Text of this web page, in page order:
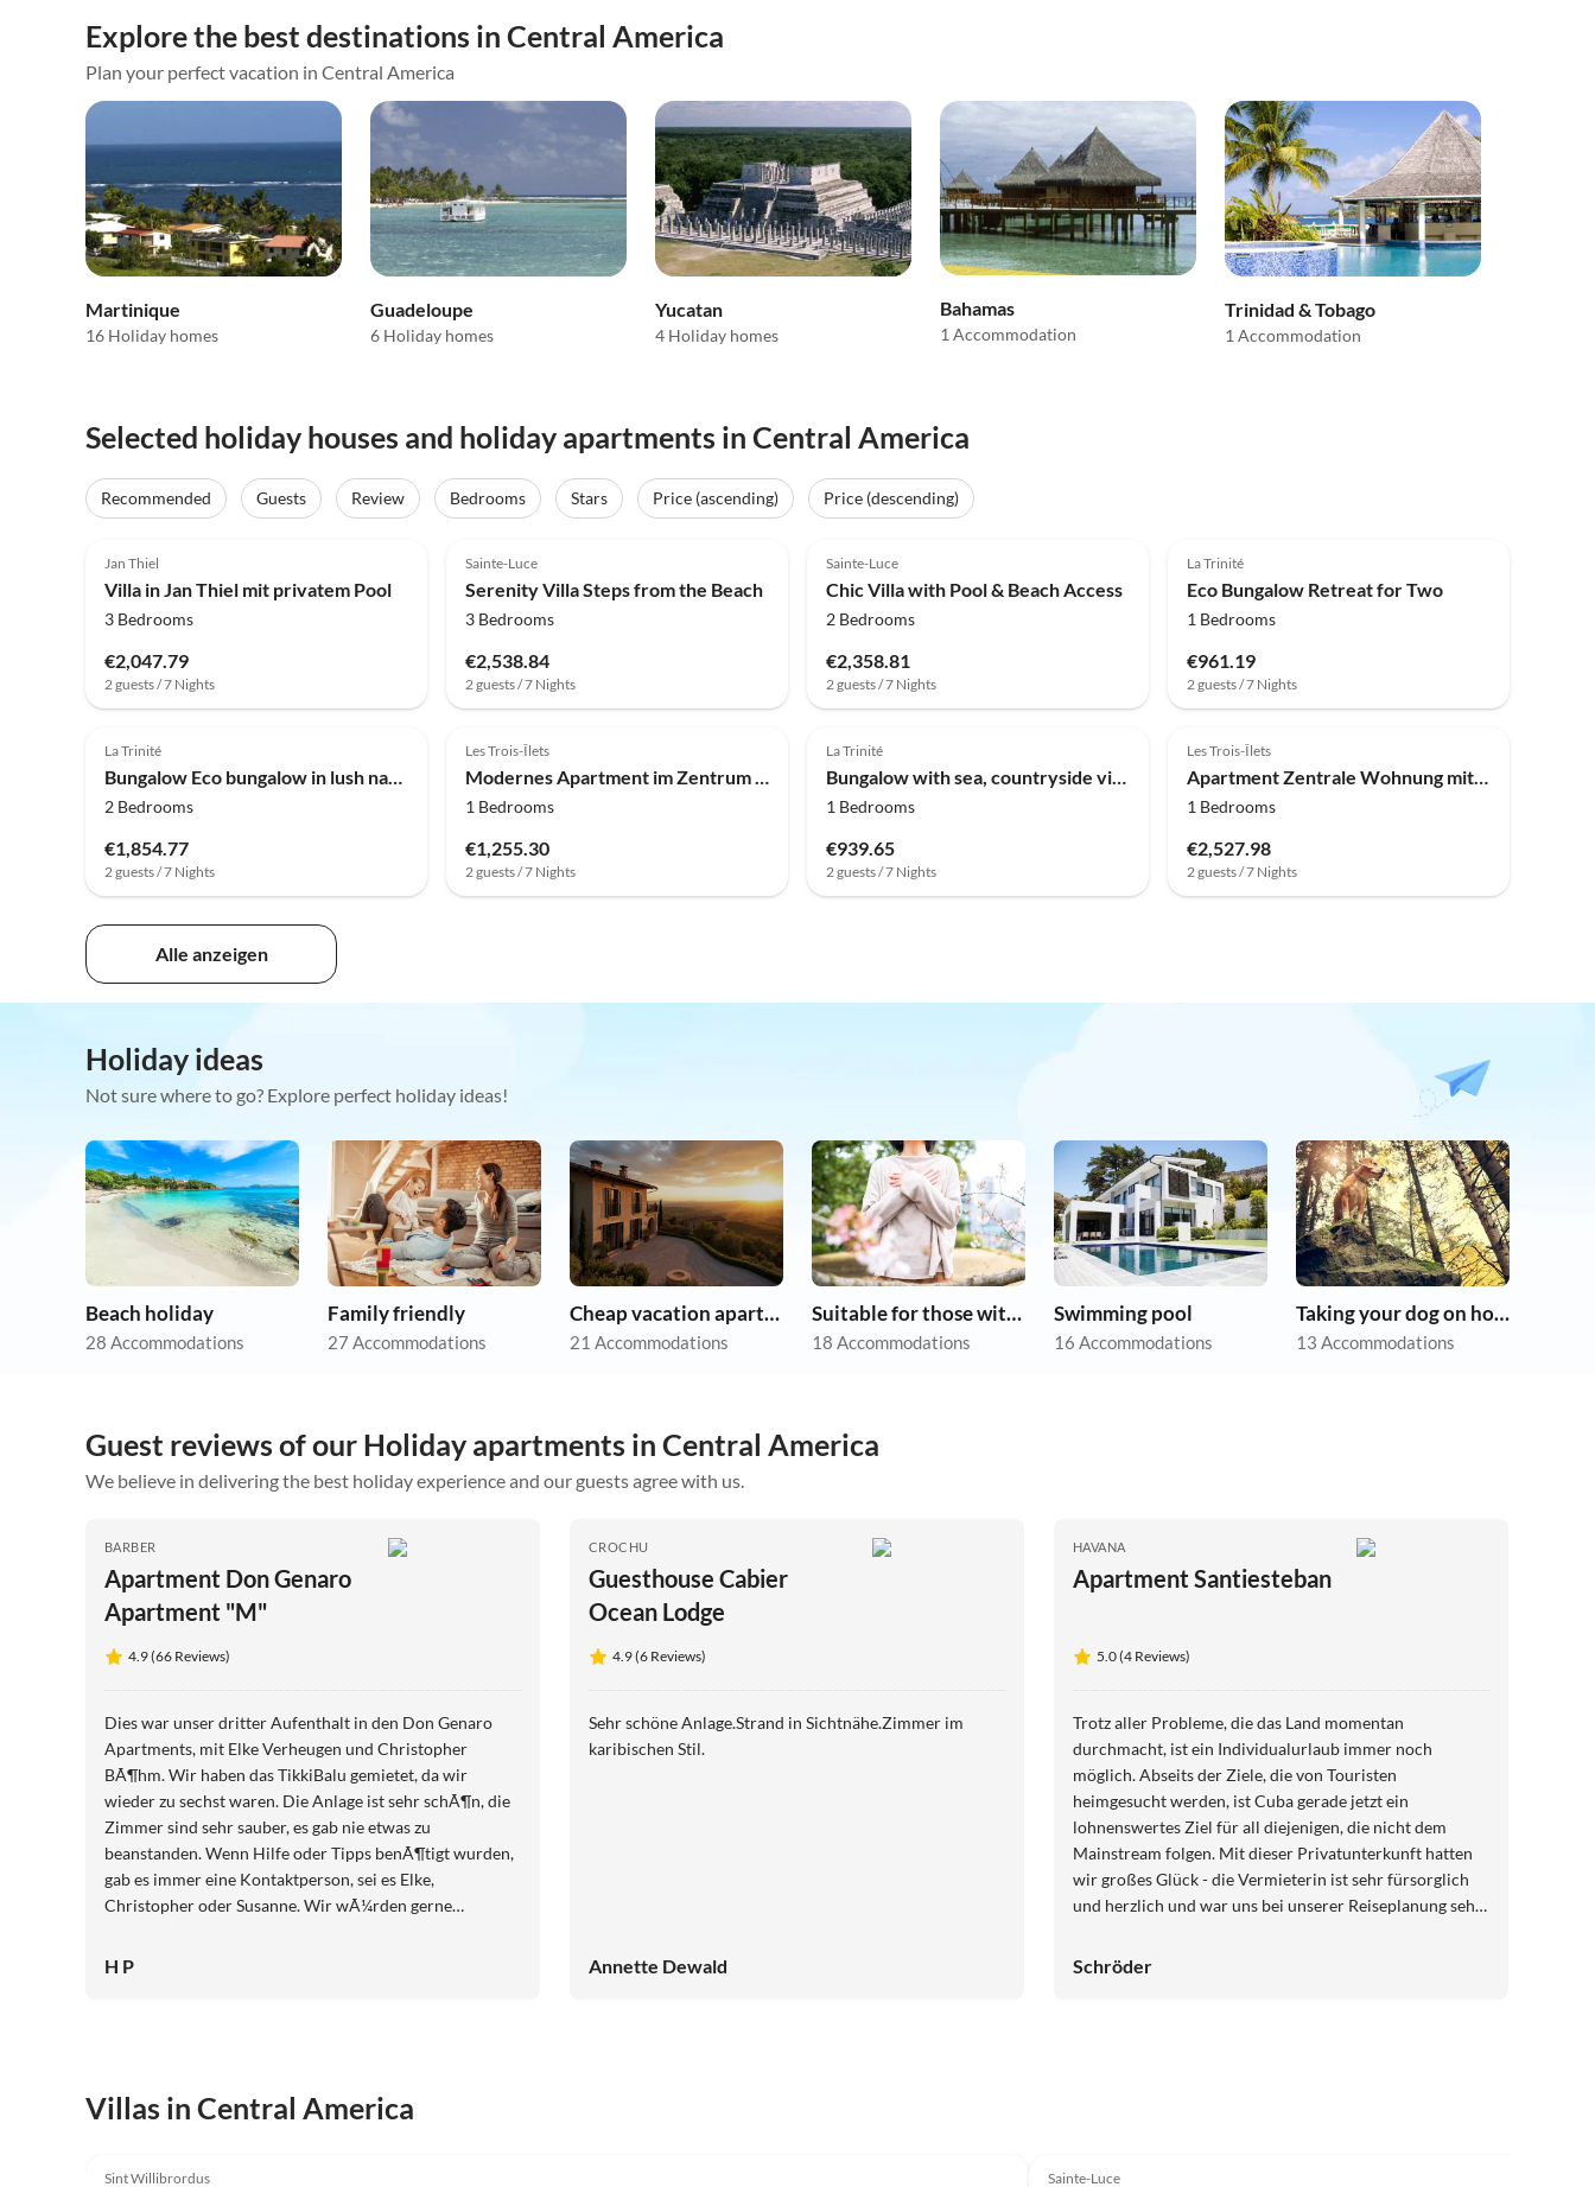
Explore the best destinations in Central America
Plan your perfect vacation in Central America
Martinique
16 Holiday homes
Guadeloupe
6 Holiday homes
Yucatan
4 Holiday homes
Bahamas
1 Accommodation
Trinidad & Tobago
1 Accommodation
Selected holiday houses and holiday apartments in Central America
Recommended Guests Review Bedrooms Stars Price (ascending)
Price (descending)
Jan Thiel
Villa in Jan Thiel mit privatem Pool
3 Bedrooms
€2,047.79
2 guests / 7 Nights
Sainte-Luce
Serenity Villa Steps from the Beach
3 Bedrooms
€2,538.84
2 guests / 7 Nights
Sainte-Luce
Chic Villa with Pool & Beach Access
2 Bedrooms
€2,358.81
2 guests / 7 Nights
La Trinité
Eco Bungalow Retreat for Two
1 Bedrooms
€961.19
2 guests / 7 Nights
La Trinité
2 Bedrooms
€1,854.77
2 guests / 7 Nights
Les Trois-Îlets
1 Bedrooms
€1,255.30
2 guests / 7 Nights
La Trinité
1 Bedrooms
€939.65
2 guests / 7 Nights
Les Trois-Îlets
1 Bedrooms
€2,527.98
2 guests / 7 Nights
Alle anzeigen
Holiday ideas
Not sure where to go? Explore perfect holiday ideas!
Beach holiday
28 Accommodations
Family friendly
27 Accommodations
Cheap vacation apartments
21 Accommodations
Suitable for those with allergies
18 Accommodations
Swimming pool
16 Accommodations
Taking your dog on holiday
13 Accommodations
Guest reviews of our Holiday apartments in Central America
We believe in delivering the best holiday experience and our guests agree with us.
BARBER
Apartment Don Genaro
Apartment "M"
4.9 (66 Reviews)
Dies war unser dritter Aufenthalt in den Don Genaro
Apartments, mit Elke Verheugen und Christopher
BÃ¶hm. Wir haben das TikkiBalu gemietet, da wir
wieder zu sechst waren. Die Anlage ist sehr schÃ¶n, die
Zimmer sind sehr sauber, es gab nie etwas zu
beanstanden. Wenn Hilfe oder Tipps benÃ¶tigt wurden,
gab es immer eine Kontaktperson, sei es Elke,
Christopher oder Susanne. Wir wÃ¼rden gerne
H P
CROCHU
Guesthouse Cabier
Ocean Lodge
4.9 (6 Reviews)
Sehr schöne Anlage.Strand in Sichtnähe.Zimmer im
karibischen Stil.
Annette Dewald
HAVANA
Apartment Santiesteban
5.0 (4 Reviews)
Trotz aller Probleme, die das Land momentan
durchmacht, ist ein Individualurlaub immer noch
möglich. Abseits der Ziele, die von Touristen
heimgesucht werden, ist Cuba gerade jetzt ein
lohnenswertes Ziel für all diejenigen, die nicht dem
Mainstream folgen. Mit dieser Privatunterkunft hatten
wir großes Glück - die Vermieterin ist sehr fürsorglich
und herzlich und war uns bei unserer Reiseplanung sehr
Schröder
Villas in Central America
Sint Willibrordus Sainte-Luce